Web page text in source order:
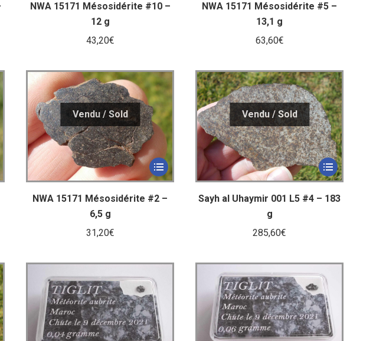
NWA 15171 Mésosidérite #10 –
12 g
43,20€
NWA 15171 Mésosidérite #5 –
13,1 g
63,60€
NWA 15171 Mésosidérite #2 –
6,5 g
31,20€
Sayh al Uhaymir 001 L5 #4 – 183
g
285,60€